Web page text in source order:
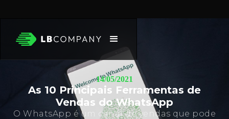
14/05/2021
As 10 Principais Ferramentas de
Vendas do WhatsApp
O WhatsApp é um canal de vendas que pode